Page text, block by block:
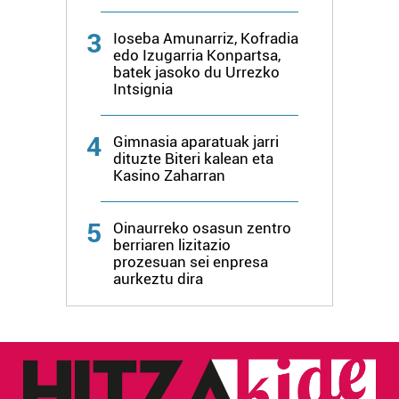
Lortu zure datu pertsonalak prozesatzeko moduari
buruzko informazio gehiago eta ezarri zure lehentasunak
datuen atalean. Edozein unetan alda edo ken dezakezu
zure baimena Cookieen adierazpenean.
Webgune honek cookie propioak eta hirugarrenen cookie-
fitxategiak erabiltzen ditu. Zure esperientzia eta
zerbitzuak hobetzeko asmoz, cookie teknologiaz
baliatzen gara. Ohar hau onartuz gero, teknologia hori
erabiltzeko baimen esplizitua ematen diguzu.
3
Ioseba Amunarriz, Kofradia
edo Izugarria Konpartsa,
batek jasoko du Urrezko
Intsignia
4
Gimnasia aparatuak jarri
dituzte Biteri kalean eta
Kasino Zaharran
5
Oinaurreko osasun zentro
berriaren lizitazio
prozesuan sei enpresa
aurkeztu dira